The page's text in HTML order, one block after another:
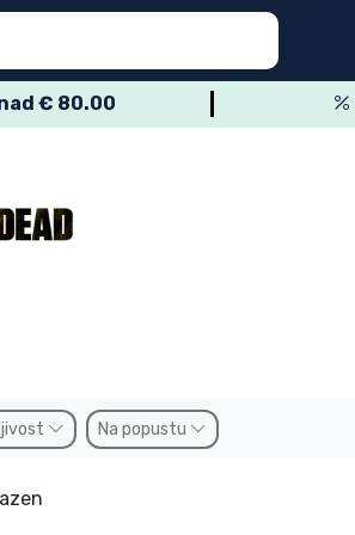
€ 80.00
Na popustu